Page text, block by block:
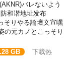
バレないよう
和谐地址发布
そりやる論壇文宣嘿
の元カノとこっそり
GB
下载热